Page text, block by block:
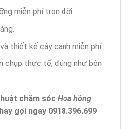
miễn phí trọn đời.
thiết kế cây canh miễn phí.
chụp thực tế, đúng như bên
chăm sóc Hoa hồng
gọi ngay 0918.396.699